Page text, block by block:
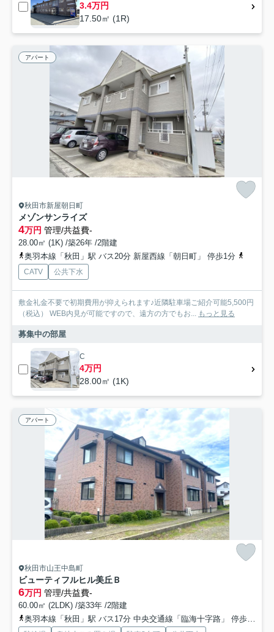
3.4万円
17.50㎡ (1R)
アパート
秋田市新屋朝日町
メゾンサンライズ
4万円 管理/共益費-
28.00㎡ (1K) /築26年 /2階建
奥羽本線「秋田」駅 バス20分 新屋西線「朝日町」 停歩1分
CATV 公共下水
敷金礼金不要で初期費用が抑えられます♪近隣駐車場ご紹介可能5,500円
（税込） WEB内見が可能ですので、遠方の方でもお... もっと見る
募集中の部屋
C
4万円
28.00㎡ (1K)
アパート
秋田市山王中島町
ビューティフルヒル美丘Ｂ
6万円 管理/共益費-
60.00㎡ (2LDK) /築33年 /2階建
奥羽本線「秋田」駅 バス17分 中央交通線「臨海十字路」 停歩5分